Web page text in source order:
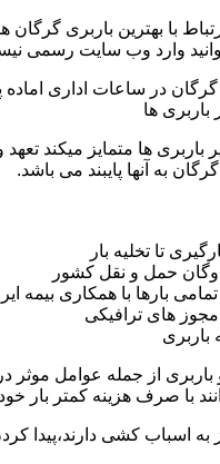
با بهترین باربری
وارد وب سایت رسمی
در ساعات اداری
باربری ها
باربری ها متمایز میکند
به آنها پایبند می باشد.
تا تخلیه بار
حمل و نقل کشور
بارها با همکاری بیمه
مجوز های ترافیکی
باربری
از جمله عوامل موثر
با صرف هزینه کمتر بار خود
به اسباب کشی